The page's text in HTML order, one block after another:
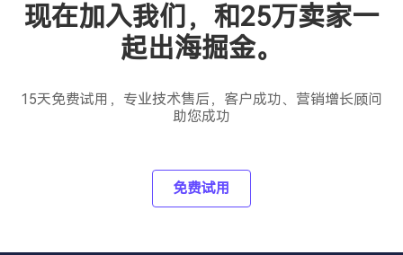
现在加入我们，和25万卖家一
起出海掘金。
15天免费试用，专业技术售后，客户成功、营销增长顾问
助您成功
免费试用